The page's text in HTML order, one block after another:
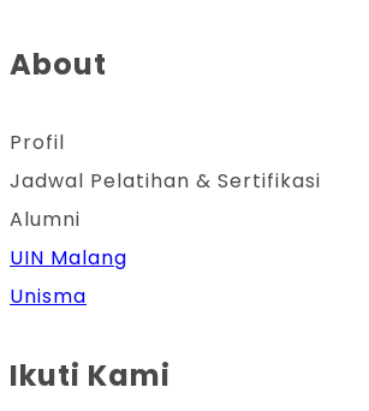
About
Profil
Jadwal Pelatihan & Sertifikasi
Alumni
UIN Malang
Unisma
Ikuti Kami